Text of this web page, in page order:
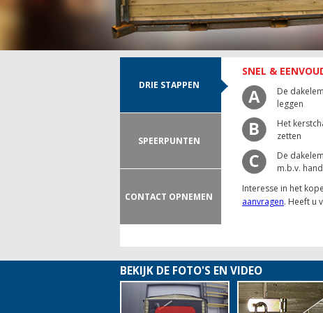
DRIE STAPPEN
SPEERPUNTEN
CONTACT OPNEMEN
SNEL &
De
leggen
Het
zetten
De
m.b.v.
Interesse in het
aanvragen. Heeft u
BEKIJK DE FOTO'S EN VIDEO